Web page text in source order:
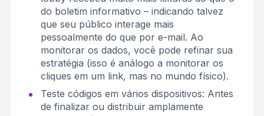
do boletim informativo – indicando talvez
que seu público interage mais
pessoalmente do que por e-mail. Ao
monitorar os dados, você pode refinar sua
estratégia (isso é análogo a monitorar os
cliques em um link, mas no mundo físico).
Teste códigos em vários dispositivos: Antes
de finalizar ou distribuir amplamente